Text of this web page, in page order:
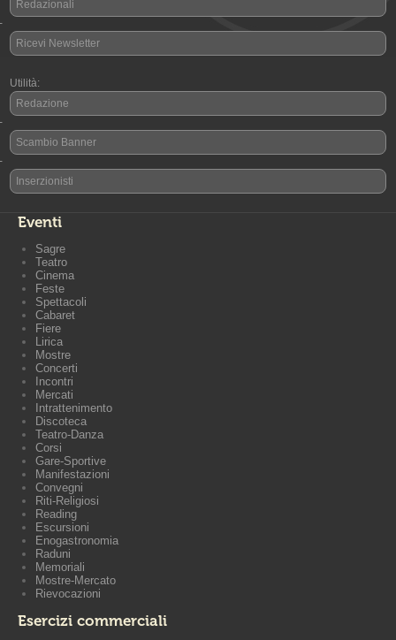
Redazionali
-
Ricevi Newsletter
Utilità:
Redazione
-
Scambio Banner
-
Inserzionisti
Eventi
Sagre
Teatro
Cinema
Feste
Spettacoli
Cabaret
Fiere
Lirica
Mostre
Concerti
Incontri
Mercati
Intrattenimento
Discoteca
Teatro-Danza
Corsi
Gare-Sportive
Manifestazioni
Convegni
Riti-Religiosi
Reading
Escursioni
Enogastronomia
Raduni
Memoriali
Mostre-Mercato
Rievocazioni
Esercizi commerciali